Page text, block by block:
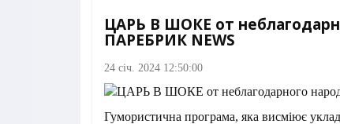
ЦАРЬ В ШОКЕ от
ПАРЕБРИК NEWS
24 січ. 2024 12:50:00
Гумористична програма, яка висміює